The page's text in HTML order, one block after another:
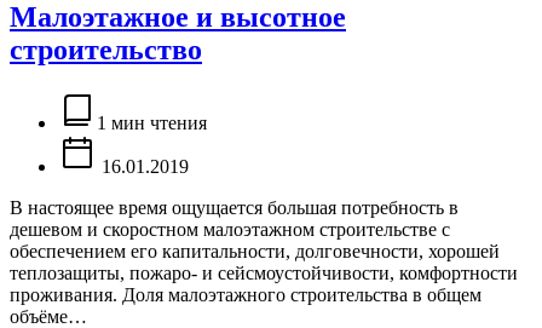
Малоэтажное и высотное
строительство
Расчётное
время
чтения
1 мин чтения
16.01.2019
В настоящее время ощущается большая потребность в
дешевом и скоростном малоэтажном строительстве с
обеспечением его капитальности, долговечности, хорошей
теплозащиты, пожаро- и сейсмоустойчивости, комфортности
проживания. Доля малоэтажного строительства в общем
объёме…